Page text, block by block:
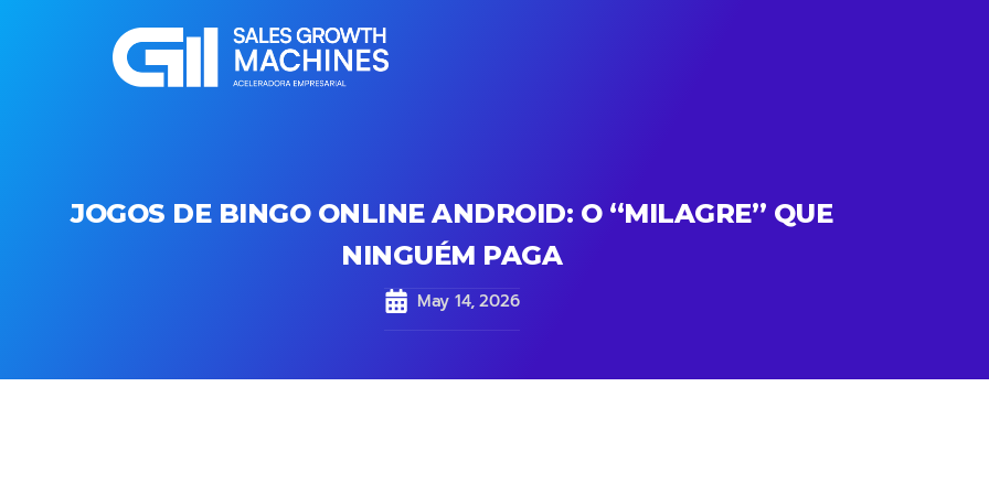
JOGOS DE BINGO ONLINE ANDROID: O “MILAGRE” QUE
NINGUÉM PAGA
May 14, 2026